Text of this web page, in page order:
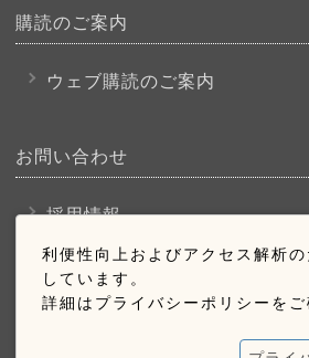
利便性向上およびアクセス解析
しています。
詳細はプライバシーポリシーをご
購読のご案内
ウェブ購読のご案内
お問い合わせ
採用情報
お問い合わせ
広告掲載のご案内